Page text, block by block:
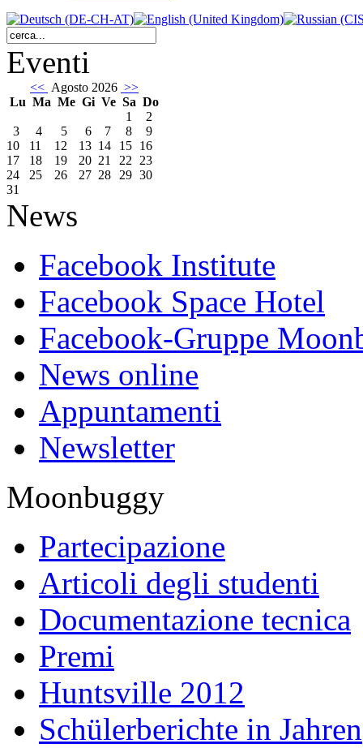
Eventi
<< Agosto 2026 >>
Lu Ma Me Gi Ve Sa Do
1
2
3
4 5 6 7 8
9
10
11 12 13 14 15 16
17
18 19 20 21 22 23
24
25 26 27 28 29 30
31
News
Facebook Institute
Facebook Space Hotel
Facebook-Gruppe
News online
Appuntamenti
Newsletter
Moonbuggy
Partecipazione
Articoli degli studenti
Documentazione tecnica
Premi
Huntsville 2012
Schülerberichte in Jahren